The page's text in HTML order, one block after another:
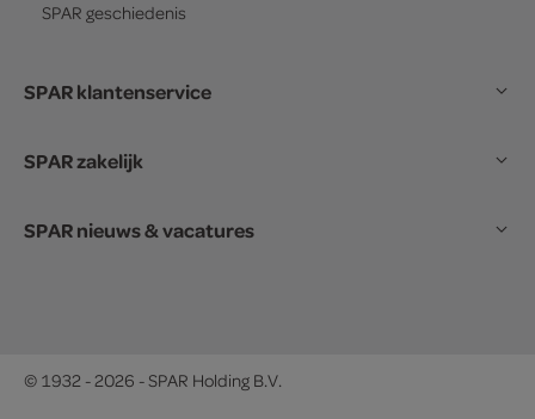
SPAR geschiedenis
SPAR klantenservice
SPAR zakelijk
SPAR nieuws & vacatures
© 1932 - 2026 - SPAR Holding B.V.